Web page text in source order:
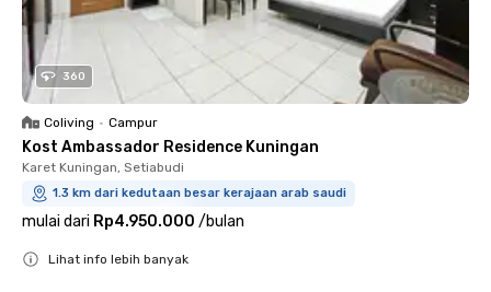
360
Coliving • Campur
Kost Ambassador Residence Kuningan
Karet Kuningan, Setiabudi
1.3 km dari kedutaan besar kerajaan arab saudi
mulai dari Rp4.950.000 /bulan
Lihat info lebih banyak